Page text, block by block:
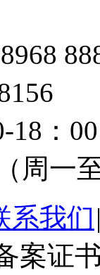
18：00
周
系我们
案证